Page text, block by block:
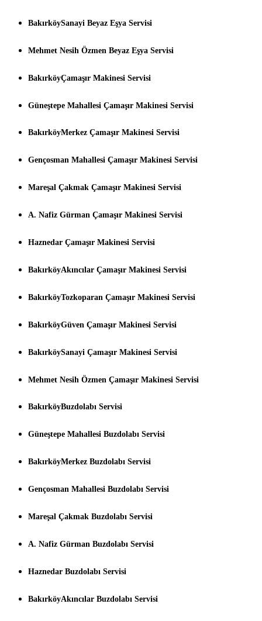
BakırköySanayi Beyaz Eşya Servisi
Mehmet Nesih Özmen Beyaz Eşya Servisi
BakırköyÇamaşır Makinesi Servisi
Güneştepe Mahallesi Çamaşır Makinesi Servisi
BakırköyMerkez Çamaşır Makinesi Servisi
Gençosman Mahallesi Çamaşır Makinesi Servisi
Mareşal Çakmak Çamaşır Makinesi Servisi
A. Nafiz Gürman Çamaşır Makinesi Servisi
Haznedar Çamaşır Makinesi Servisi
BakırköyAkıncılar Çamaşır Makinesi Servisi
BakırköyTozkoparan Çamaşır Makinesi Servisi
BakırköyGüven Çamaşır Makinesi Servisi
BakırköySanayi Çamaşır Makinesi Servisi
Mehmet Nesih Özmen Çamaşır Makinesi Servisi
BakırköyBuzdolabı Servisi
Güneştepe Mahallesi Buzdolabı Servisi
BakırköyMerkez Buzdolabı Servisi
Gençosman Mahallesi Buzdolabı Servisi
Mareşal Çakmak Buzdolabı Servisi
A. Nafiz Gürman Buzdolabı Servisi
Haznedar Buzdolabı Servisi
BakırköyAkıncılar Buzdolabı Servisi